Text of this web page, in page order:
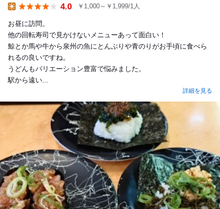
4.0 ￥1,000～￥1,999/1人
お昼に訪問。
他の回転寿司で見かけないメニューあって面白い！
鯨とか馬や牛から泉州の魚にとんぶりや青のりがお手頃に食べら
れるの良いですね。
うどんもバリエーション豊富で悩みました。
駅から遠い...
詳細を見る